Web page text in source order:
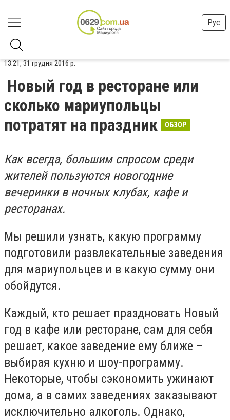
Рус
13:21, 31 грудня 2016 р.
Новый год в ресторане или
сколько мариупольцы
потратят на праздник
ОБЗОР
Как всегда, большим спросом среди
жителей пользуются новогодние
вечеринки в ночных клубах, кафе и
ресторанах.
Мы решили узнать, какую программу
подготовили развлекательные заведения
для мариупольцев и в какую сумму они
обойдутся.
Каждый, кто решает праздновать Новый
год в кафе или ресторане, сам для себя
решает, какое заведение ему ближе –
выбирая кухню и шоу-программу.
Некоторые, чтобы сэкономить ужинают
дома, а в самих заведениях заказывают
исключительно алкоголь. Однако,